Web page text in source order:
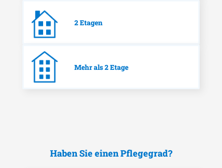
2 Etagen
Mehr als 2 Etage
Haben Sie einen Pflegegrad?